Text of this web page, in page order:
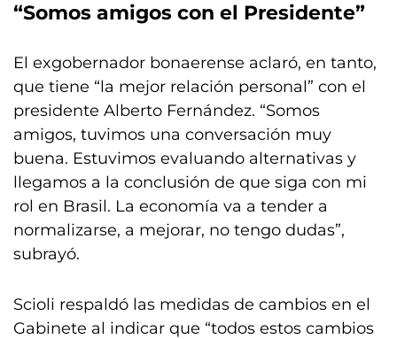
“Somos amigos con el Presidente”
El exgobernador bonaerense aclaró, en tanto,
que tiene “la mejor relación personal” con el
presidente Alberto Fernández. “Somos
amigos, tuvimos una conversación muy
buena. Estuvimos evaluando alternativas y
llegamos a la conclusión de que siga con mi
rol en Brasil. La economía va a tender a
normalizarse, a mejorar, no tengo dudas”,
subrayó.
Scioli respaldó las medidas de cambios en el
Gabinete al indicar que “todos estos cambios